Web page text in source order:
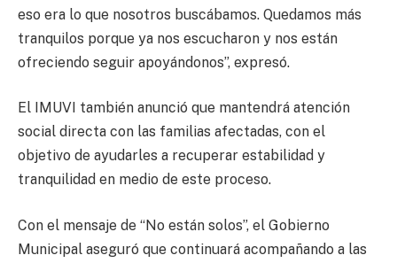
eso era lo que nosotros buscábamos. Quedamos más
tranquilos porque ya nos escucharon y nos están
ofreciendo seguir apoyándonos”, expresó.
El IMUVI también anunció que mantendrá atención
social directa con las familias afectadas, con el
objetivo de ayudarles a recuperar estabilidad y
tranquilidad en medio de este proceso.
Con el mensaje de “No están solos”, el Gobierno
Municipal aseguró que continuará acompañando a las